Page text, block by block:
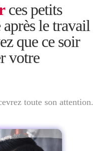
ces petits
le travail
que ce soir
votre
toute son attention.